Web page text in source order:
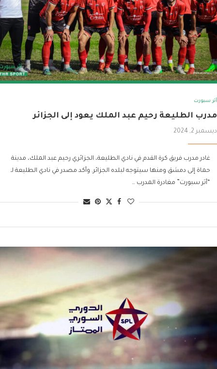
أثر سبورت
مدرب الطليعة رحيم عبد الملك يعود إلى الجزائر
ديسمبر 2, 2024
غادر مدرب فريق كرة القدم في نادي الطليعة، الجزائري رحيم عبد الملك، مدينة
حماة إلى دمشق ومنها سيتوجه لبلده الجزائر. وأكد مصدر في نادي الطليعة لـ
“أثر سبورت” مغادرة المدرب …